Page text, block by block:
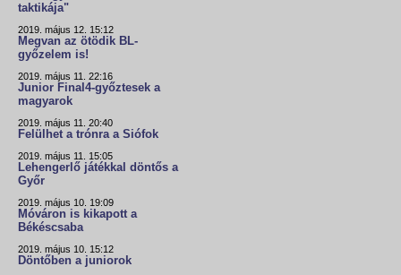
taktikája"
2019. május 12. 15:12
Megvan az ötödik BL-
győzelem is!
2019. május 11. 22:16
Junior Final4-győztesek a
magyarok
2019. május 11. 20:40
Felülhet a trónra a Siófok
2019. május 11. 15:05
Lehengerlő játékkal döntős a
Győr
2019. május 10. 19:09
Móváron is kikapott a
Békéscsaba
2019. május 10. 15:12
Döntőben a juniorok